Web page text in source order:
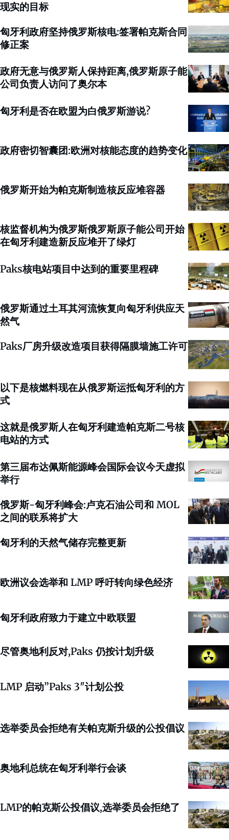
现实的目标
匈牙利政府坚持俄罗斯核电:签署帕克斯合同
修正案
政府无意与俄罗斯人保持距离,俄罗斯原子能
公司负责人访问了奥尔本
匈牙利是否在欧盟为白俄罗斯游说?
政府密切智囊团:欧洲对核能态度的趋势变化
俄罗斯开始为帕克斯制造核反应堆容器
核监督机构为俄罗斯俄罗斯原子能公司开始
在匈牙利建造新反应堆开了绿灯
Paks核电站项目中达到的重要里程碑
俄罗斯通过土耳其河流恢复向匈牙利供应天
然气
Paks厂房升级改造项目获得隔膜墙施工许可
以下是核燃料现在从俄罗斯运抵匈牙利的方
式
这就是俄罗斯人在匈牙利建造帕克斯二号核
电站的方式
第三届布达佩斯能源峰会国际会议今天虚拟
举行
俄罗斯-匈牙利峰会:卢克石油公司和 MOL
之间的联系将扩大
匈牙利的天然气储存完整更新
欧洲议会选举和 LMP 呼吁转向绿色经济
匈牙利政府致力于建立中欧联盟
尽管奥地利反对,Paks 仍按计划升级
LMP 启动”Paks 3″计划公投
选举委员会拒绝有关帕克斯升级的公投倡议
奥地利总统在匈牙利举行会谈
LMP的帕克斯公投倡议,选举委员会拒绝了